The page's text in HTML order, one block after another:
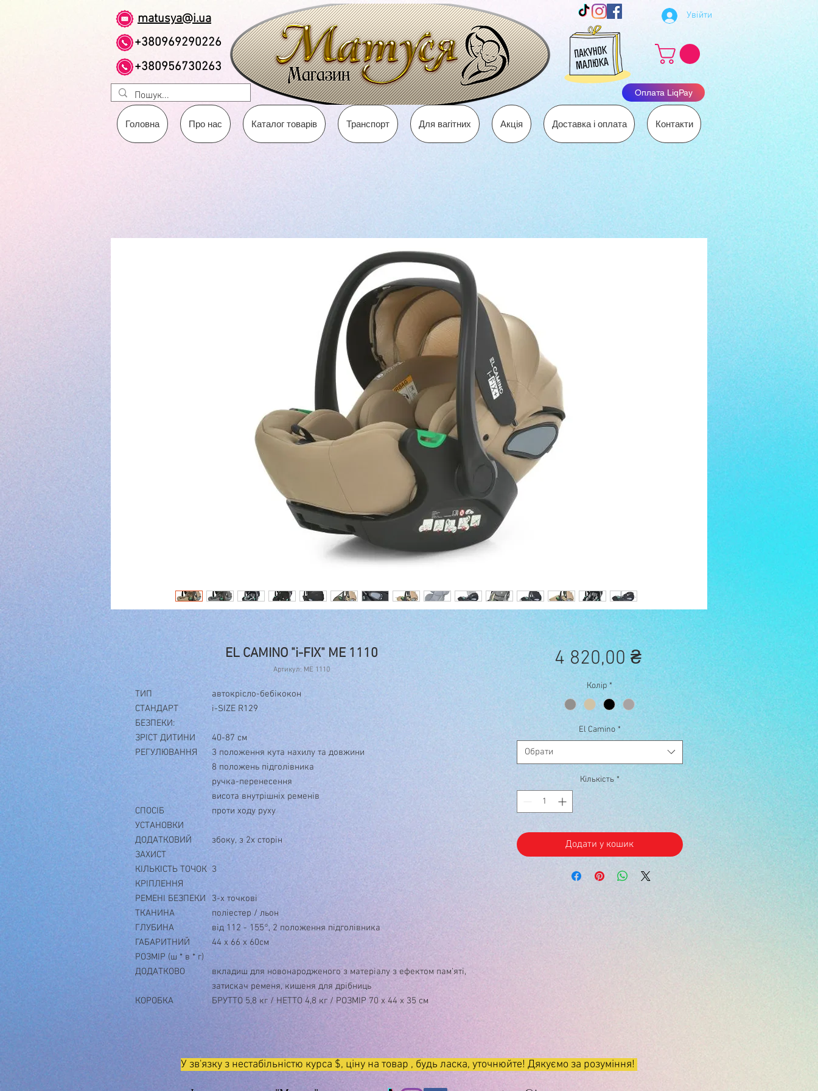
matusya@i.ua
+380969290226
+380956730263
Увійти
Оплата LiqPay
Головна Про нас Каталог товарів Транспорт Для вагітних Акція Доставка і оплата Контакти
EL CAMINO "i-FIX" ME 1110
Артикул: ME 1110
ТИП
автокрісло-бебікокон
СТАНДАРТ
БЕЗПЕКИ:
i-SIZE R129
ЗРІСТ ДИТИНИ
40-87 см
РЕГУЛЮВАННЯ
3 положення кута нахилу та довжини
8 положень підголівника
ручка-перенесення
висота внутрішніх ременів
СПОСІБ
УСТАНОВКИ
проти ходу руху
ДОДАТКОВИЙ
ЗАХИСТ
збоку, з 2х сторін
КІЛЬКІСТЬ ТОЧОК
КРІПЛЕННЯ
3
РЕМЕНІ БЕЗПЕКИ
3-х точкові
ТКАНИНА
поліестер / льон
ГЛУБИНА
від 112 - 155°, 2 положення підголівника
ГАБАРИТНИЙ
РОЗМІР (ш * в * г)
44 х 66 х 60см
ДОДАТКОВО
вкладиш для новонародженого з матеріалу з ефектом пам'яті,
затискач ременя, кишеня для дрібниць
КОРОБКА
БРУТТО 5,8 кг / НЕТТО 4,8 кг / РОЗМІР 70 х 44 х 35 см
4 820,00 ₴Ціна
Колір *
El Camino *
Обрати
Кількість *
Додати у кошик
У зв'язку з нестабільністю курса $, ціну на товар , будь ласка, уточнюйте! Дякуємо за розуміння!